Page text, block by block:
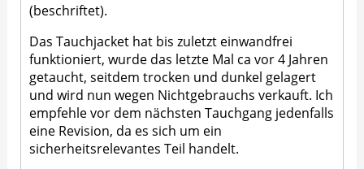
(beschriftet).
Das Tauchjacket hat bis zuletzt einwandfrei
funktioniert, wurde das letzte Mal ca vor 4 Jahren
getaucht, seitdem trocken und dunkel gelagert
und wird nun wegen Nichtgebrauchs verkauft. Ich
empfehle vor dem nächsten Tauchgang jedenfalls
eine Revision, da es sich um ein
sicherheitsrelevantes Teil handelt.